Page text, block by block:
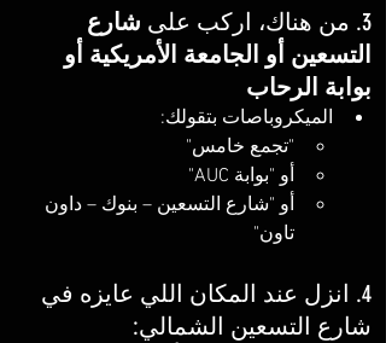
3. من هناك، اركب على
شارع
التسعين أو الجامعة الأمريكية أو
بوابة الرحاب
الميكروباصات بتقولك:
"تجمع خامس"
أو "بوابة AUC"
أو "شارع التسعين – بنوك – داون
تاون"
4. انزل عند المكان اللي عايزه في
شارع التسعين الشمالي: